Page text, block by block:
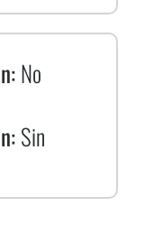
No
Sin